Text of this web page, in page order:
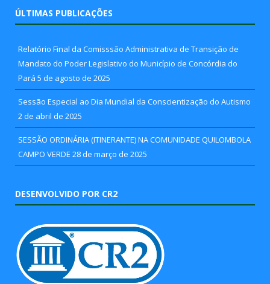
ÚLTIMAS PUBLICAÇÕES
Relatório Final da Comisssão Administrativa de Transição de
Mandato do Poder Legislativo do Município de Concórdia do
Pará 5 de agosto de 2025
Sessão Especial ao Dia Mundial da Conscientização do Autismo
2 de abril de 2025
SESSÃO ORDINÁRIA (ITINERANTE) NA COMUNIDADE QUILOMBOLA
CAMPO VERDE 28 de março de 2025
DESENVOLVIDO POR CR2